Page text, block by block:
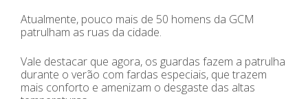
Atualmente, pouco mais de 50 homens da GCM
patrulham as ruas da cidade.
Vale destacar que agora, os guardas fazem a patrulha
durante o verão com fardas especiais, que trazem
mais conforto e amenizam o desgaste das altas